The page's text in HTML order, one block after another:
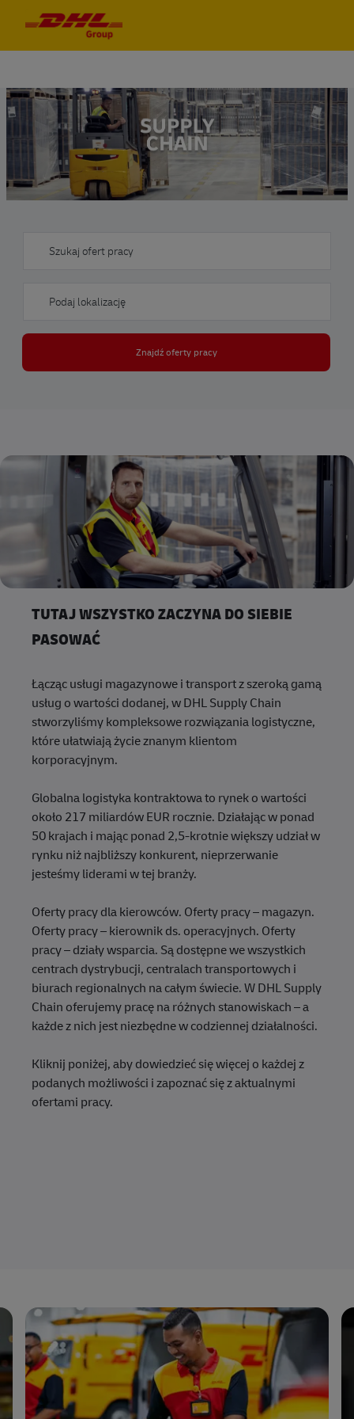
Znajdź oferty pracy
TUTAJ WSZYSTKO ZACZYNA DO SIEBIE
PASOWAĆ
Łącząc usługi magazynowe i transport z szeroką gamą
usług o wartości dodanej, w DHL Supply Chain
stworzyliśmy kompleksowe rozwiązania logistyczne,
które ułatwiają życie znanym klientom
korporacyjnym.
Globalna logistyka kontraktowa to rynek o wartości
około 217 miliardów EUR rocznie. Działając w ponad
50 krajach i mając ponad 2,5-krotnie większy udział w
rynku niż najbliższy konkurent, nieprzerwanie
jesteśmy liderami w tej branży.
Oferty pracy dla kierowców. Oferty pracy – magazyn.
Oferty pracy – kierownik ds. operacyjnych. Oferty
pracy – działy wsparcia. Są dostępne we wszystkich
centrach dystrybucji, centralach transportowych i
biurach regionalnych na całym świecie. W DHL Supply
Chain oferujemy pracę na różnych stanowiskach – a
każde z nich jest niezbędne w codziennej działalności.
Kliknij poniżej, aby dowiedzieć się więcej o każdej z
podanych możliwości i zapoznać się z aktualnymi
ofertami pracy.